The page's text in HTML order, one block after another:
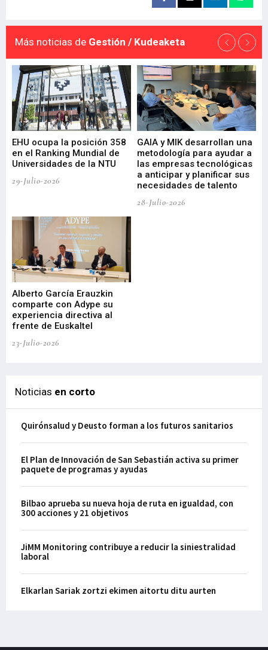
Más noticias de Gestión / Kudeaketa
EHU ocupa la posición 358
en el Ranking Mundial de
Universidades de la NTU
29-Julio-2026
GAIA y MIK desarrollan una
metodología para ayudar a
las empresas tecnológicas
a anticipar y planificar sus
necesidades de talento
28-Julio-2026
Alberto García Erauzkin
comparte con Adype su
experiencia directiva al
frente de Euskaltel
23-Julio-2026
Noticias en corto
Quirónsalud y Deusto forman a los futuros sanitarios
El Plan de Innovación de San Sebastián activa su primer
paquete de programas y ayudas
Bilbao aprueba su nueva hoja de ruta en igualdad, con
300 acciones y 21 objetivos
JiMM Monitoring contribuye a reducir la siniestralidad
laboral
Elkarlan Sariak zortzi ekimen aitortu ditu aurten